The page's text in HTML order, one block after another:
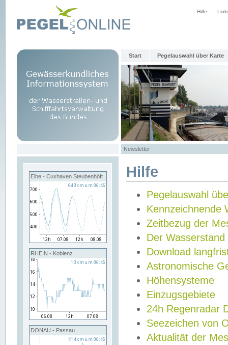
Hilfe
Start Pegelauswahl über Karte
Newsletter
Elbe - Cuxhaven Steubenhöft
RHEIN - Koblenz
DONAU - Passau
Hilfe
Pegelauswahl
Kennzeichnende
Zeitbezug der
Der Wasserstand
Download
Astronomische
Höhensysteme
Einzugsgebiete
24h Regenradar
Seezeichen von
Aktualität der